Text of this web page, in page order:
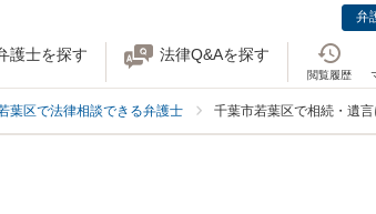
弁
護士を探す 法律Q&Aを探す
閲覧履歴
葉区で法律相談できる弁護士 千葉市若葉区で相続・遺